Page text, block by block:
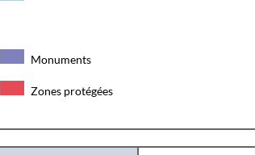
Monuments
Zones protégées